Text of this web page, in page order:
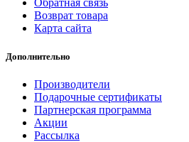
Обратная связь
Возврат товара
Карта сайта
Дополнительно
Производители
Подарочные сертификаты
Партнерская программа
Акции
Рассылка